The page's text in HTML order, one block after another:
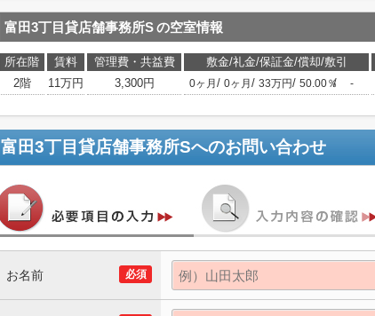
富田3丁目貸店舗事務所Sの空室情報
所在階 賃料 管理費・共益費 敷金/礼金/保証金/償却/敷引
2階
11万円 3,300円 0ヶ月 / 0ヶ月 / 33万円/ 50.00％
/ -
富田3丁目貸店舗事務所Sへのお問い合わせ
必須
お名前